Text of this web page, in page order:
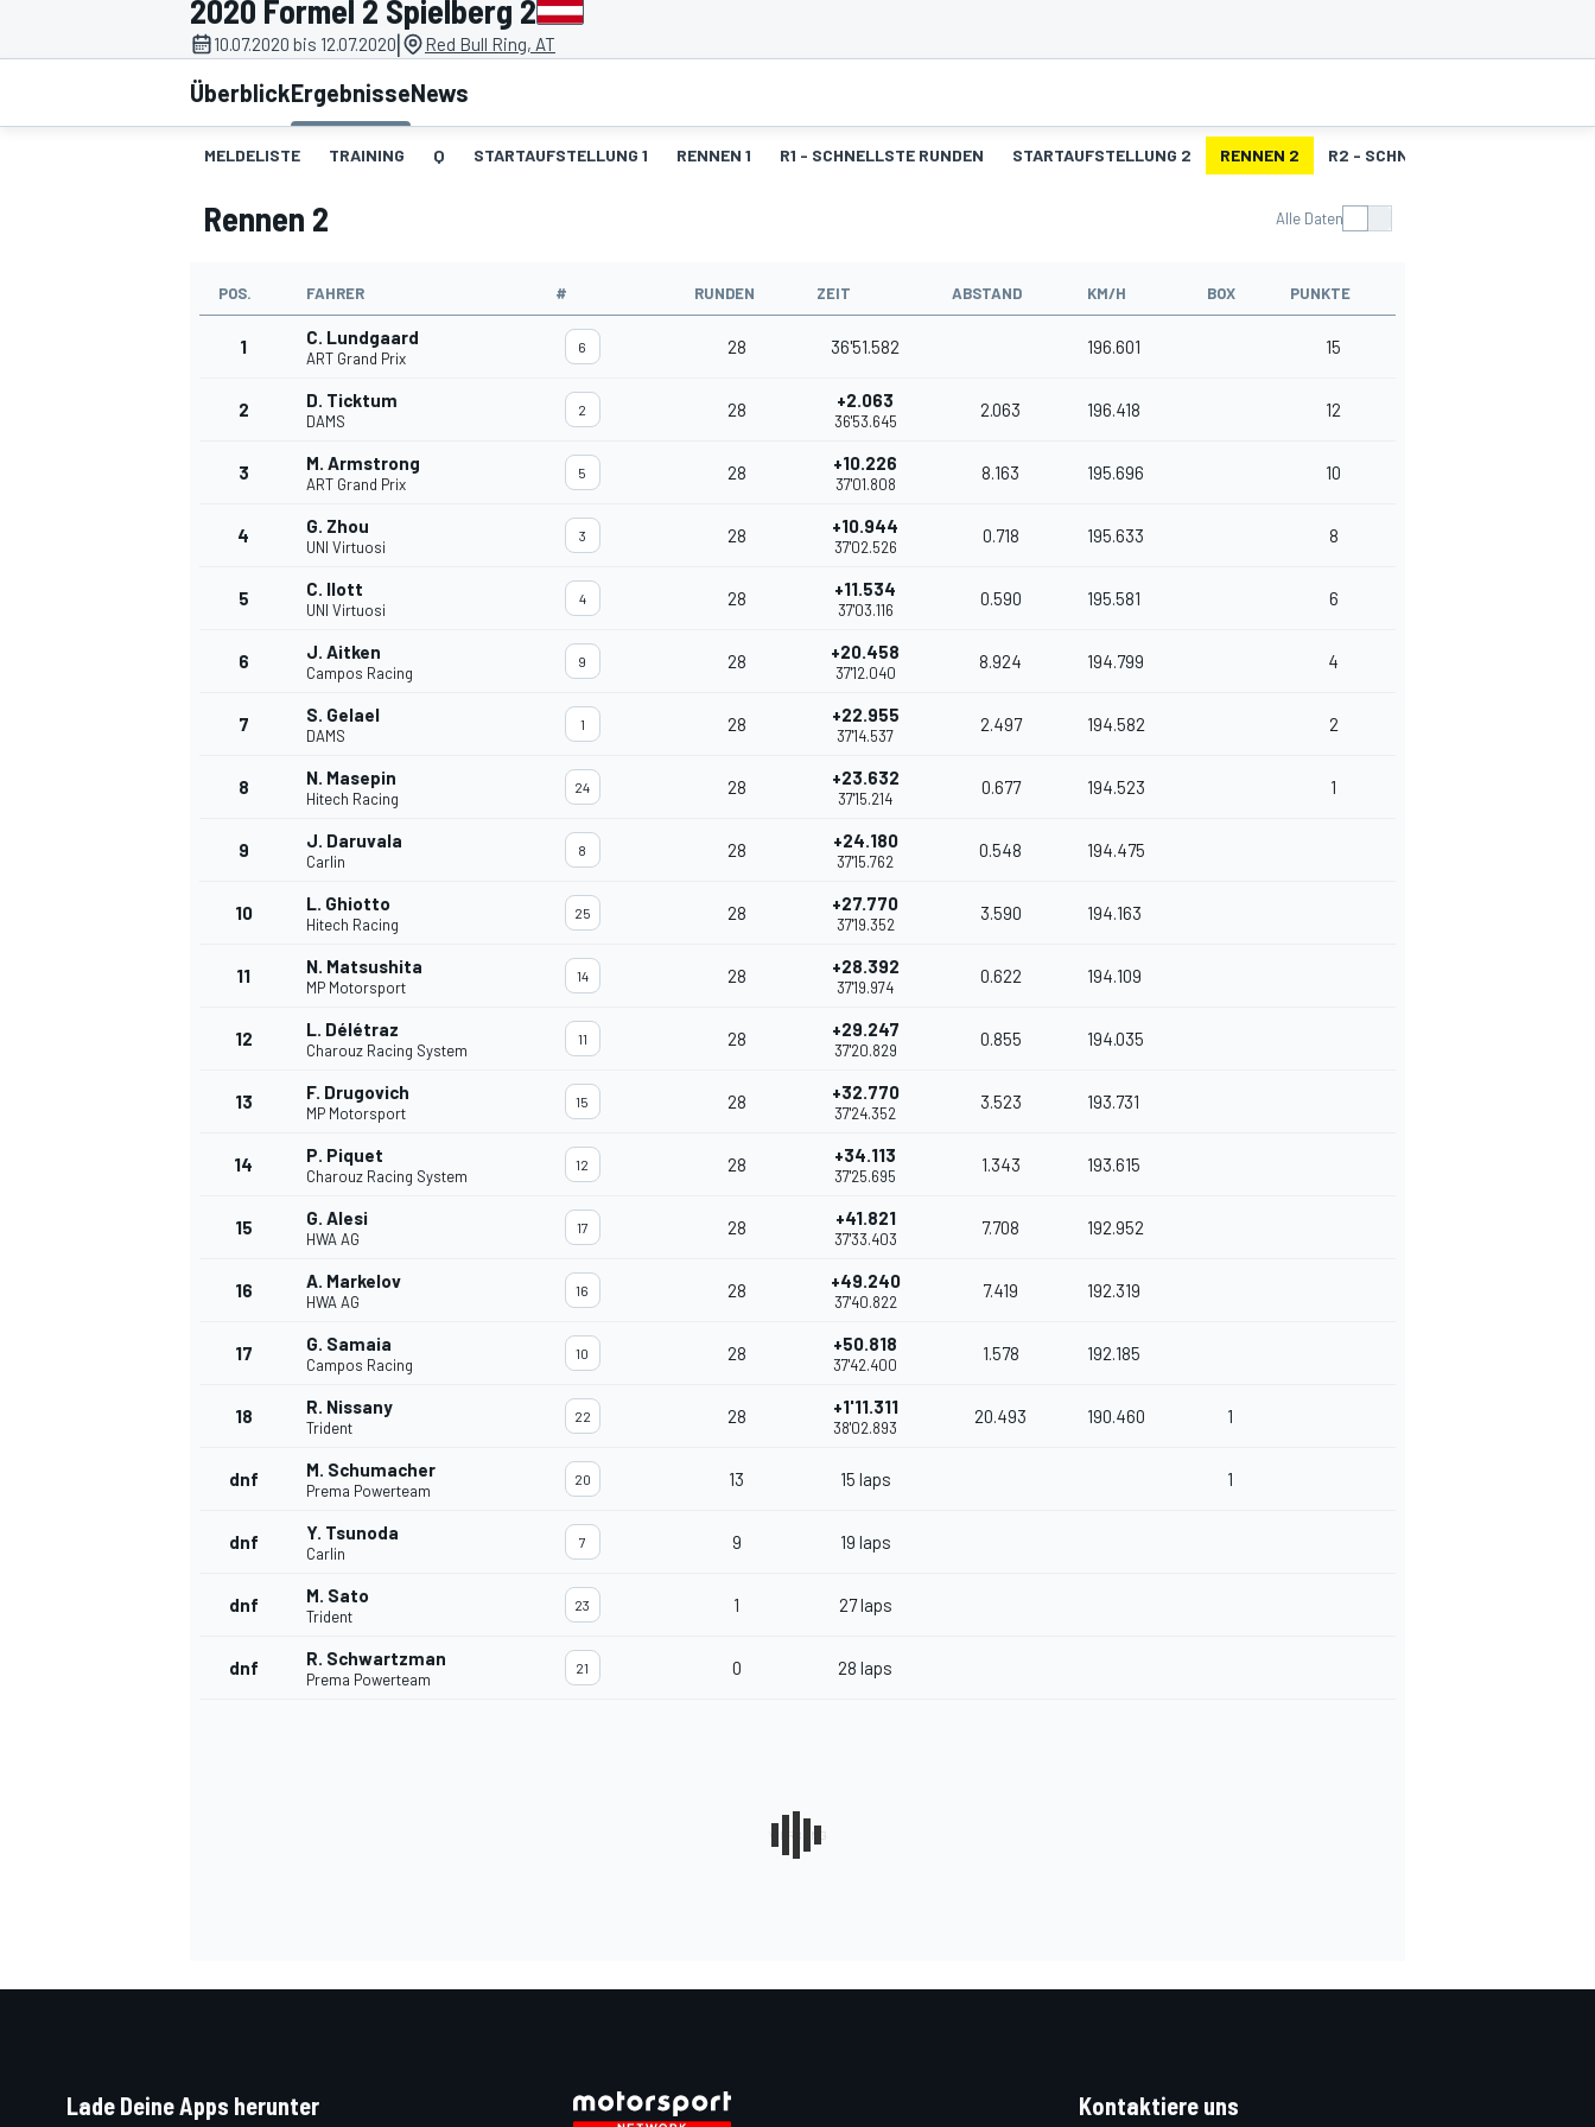
MOTOGP
2020 Formel 2 Spielberg 2
10.07.2020 bis 12.07.2020| Red Bull Ring, AT
ÜberblickErgebnisseNews
MELDELISTE TRAINING Q STARTAUFSTELLUNG 1 RENNEN 1 R1 - SCHNELLSTE RUNDEN STARTAUFSTELLUNG 2 RENNEN 2 R2 - SCHNELLSTE RUNDEN
Rennen 2 Alle Daten
POS. FAHRER # RUNDEN ZEIT ABSTAND KM/H BOX PUNKTE
1 C. Lundgaard
ART Grand Prix
6 28 36'51.582 196.601 15
2 D. Ticktum
DAMS
2 28 +2.063
36'53.645
2.063 196.418 12
3 M. Armstrong
ART Grand Prix
5 28 +10.226
37'01.808
8.163 195.696 10
4 G. Zhou
UNI Virtuosi
3 28 +10.944
37'02.526
0.718 195.633 8
5 C. Ilott
UNI Virtuosi
4 28 +11.534
37'03.116
0.590 195.581 6
6 J. Aitken
Campos Racing
9 28 +20.458
37'12.040
8.924 194.799 4
7 S. Gelael
DAMS
1 28 +22.955
37'14.537
2.497 194.582 2
8 N. Masepin
Hitech Racing
24 28 +23.632
37'15.214
0.677 194.523 1
9 J. Daruvala
Carlin
8 28 +24.180
37'15.762
0.548 194.475
10 L. Ghiotto
Hitech Racing
25 28 +27.770
37'19.352
3.590 194.163
11 N. Matsushita
MP Motorsport
14 28 +28.392
37'19.974
0.622 194.109
12 L. Délétraz
Charouz Racing System
11 28 +29.247
37'20.829
0.855 194.035
13 F. Drugovich
MP Motorsport
15 28 +32.770
37'24.352
3.523 193.731
14 P. Piquet
Charouz Racing System
12 28 +34.113
37'25.695
1.343 193.615
15 G. Alesi
HWA AG
17 28 +41.821
37'33.403
7.708 192.952
16 A. Markelov
HWA AG
16 28 +49.240
37'40.822
7.419 192.319
17 G. Samaia
Campos Racing
10 28 +50.818
37'42.400
1.578 192.185
18 R. Nissany
Trident
22 28 +1'11.311
38'02.893
20.493 190.460 1
dnf M. Schumacher
Prema Powerteam
20 13 15 laps 1
dnf Y. Tsunoda
Carlin
7 9 19 laps
dnf M. Sato
Trident
23 1 27 laps
dnf R. Schwartzman
Prema Powerteam
21 0 28 laps
Lade Deine Apps herunter Kontaktiere uns